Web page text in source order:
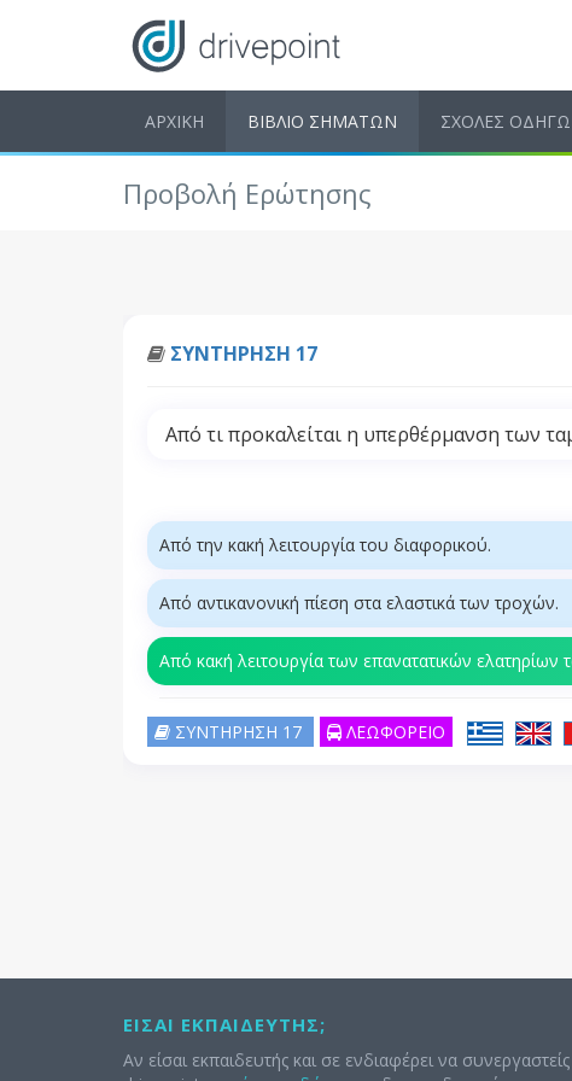
ΑΡΧΙΚΗ ΒΙΒΛΙΟ ΣΗΜΑΤΩΝ ΣΧΟΛΕΣ
Προβολή Ερώτησης
ΣΥΝΤΗΡΗΣΗ 17
Από τι προκαλείται η υπερθέρμανση των
Από την κακή λειτουργία του διαφορικού.
Από αντικανονική πίεση στα ελαστικά των τροχών.
Από κακή λειτουργία των επανατατικών ελατηρίων
ΣΥΝΤΗΡΗΣΗ 17 ΛΕΩΦΟΡΕΙΟ
ΕΊΣΑΙ ΕΚΠΑΙΔΕΥΤΉΣ;
Αν είσαι εκπαιδευτής και σε ενδιαφέρει να